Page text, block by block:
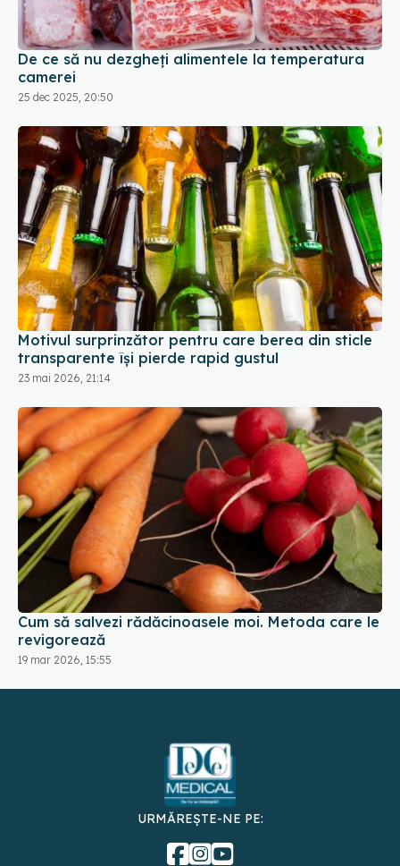
De ce să nu dezgheți alimentele la temperatura
camerei
25 dec 2025, 20:50
Motivul surprinzător pentru care berea din sticle
transparente își pierde rapid gustul
23 mai 2026, 21:14
Cum să salvezi rădăcinoasele moi. Metoda care le
revigorează
19 mar 2026, 15:55
URMĂREȘTE-NE PE: